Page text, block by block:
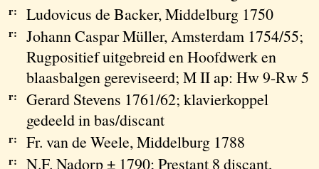
r: Ludovicus de Backer, Middelburg 1750
r:
Johann Caspar Müller, Amsterdam 1754/55;
Rugpositief uitgebreid en Hoofdwerk en
blaasbalgen gereviseerd; M II ap: Hw 9-Rw 5
r:
Gerard Stevens 1761/62; klavierkoppel
gedeeld in bas/discant
r: Fr. van de Weele, Middelburg 1788
r:
N.F. Nadorp ± 1790; Prestant 8 discant,